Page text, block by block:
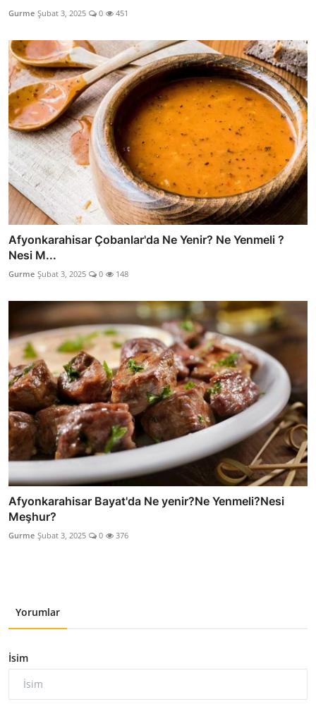
Gurme Şubat 3, 2025 0 451
Afyonkarahisar Çobanlar'da Ne Yenir? Ne Yenmeli ?
Nesi M...
Gurme Şubat 3, 2025 0 148
Afyonkarahisar Bayat'da Ne yenir?Ne Yenmeli?Nesi
Meşhur?
Gurme Şubat 3, 2025 0 376
Yorumlar
İsim